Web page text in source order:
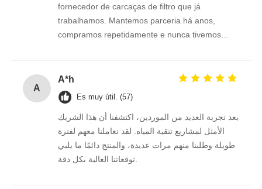
fornecedor de carcaças de filtro que já
trabalhamos. Mantemos parceria há anos,
compramos repetidamente e nunca tivemos
A
A*h
Es muy útil. (57)
بعد تجربة العديد من الموردين، اكتشفنا أن هذا الشريك
الأمثل لمشاريع تنقية المياه. لقد تعاملنا معهم لفترة
طويلة وطلبنا منهم مرات عديدة، والمنتج دائمًا ما يلبي